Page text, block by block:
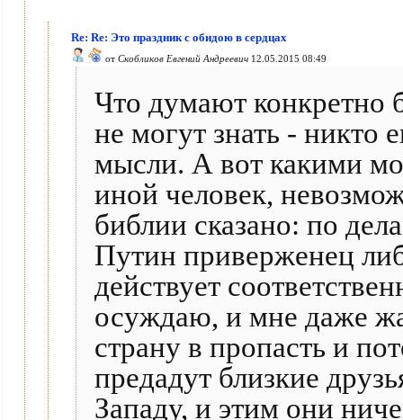
Re: Re: Это праздник с обидою в сердцах
от Скобликов Евгений Андреевич 12.05.2015 08:49
Что думают конкретно
не могут знать - никто
мысли. А вот какими
иной человек,
библии сказано: по
Путин приверженец
действует
осуждаю, и мне даже
страну в пропасть и
предадут близкие
Западу, и этим они